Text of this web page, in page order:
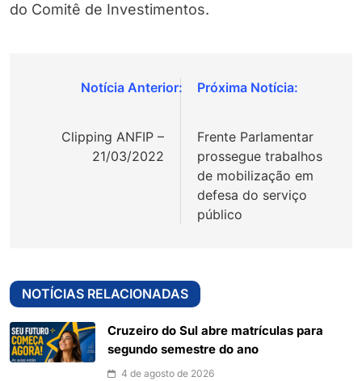
do Comitê de Investimentos.
Navegação
Post
Clipping ANFIP –
21/03/2022
Frente Parlamentar
prossegue trabalhos
de mobilização em
defesa do serviço
público
NOTÍCIAS RELACIONADAS
Cruzeiro do Sul abre matrículas para
segundo semestre do ano
4 de agosto de 2026